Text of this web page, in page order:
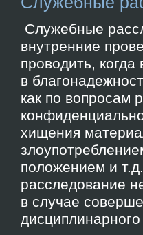
Служебные
внутренние
проводить,
в
как по вопросам
хищения
положением и
расследование
в случае